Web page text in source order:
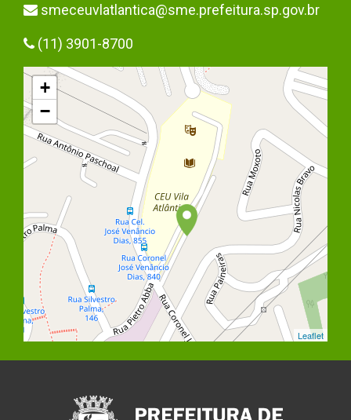
smeceuvlatlantica@sme.prefeitura.sp.gov.br
(11) 3901-8700
+
−
Leaflet